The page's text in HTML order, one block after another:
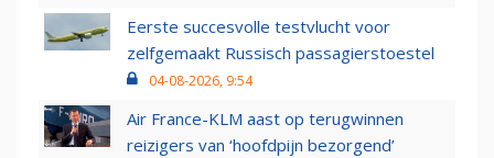
Eerste succesvolle testvlucht voor
zelfgemaakt Russisch passagierstoestel
04-08-2026, 9:54
Air France-KLM aast op terugwinnen
reizigers van ‘hoofdpijn bezorgend’